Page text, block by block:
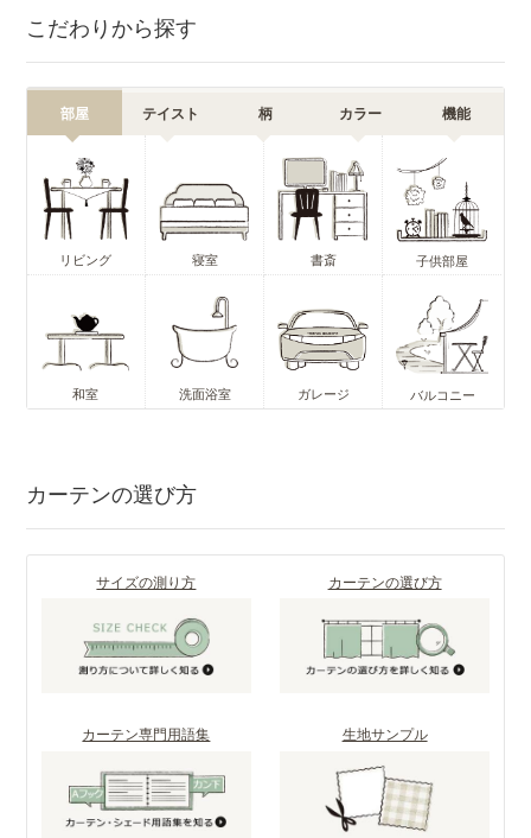
こだわりから探す
部屋 テイスト 柄 カラー 機能
リビング 寝室 書斎 子供部屋
和室 洗面浴室 ガレージ バルコニー
カーテンの選び方
サイズの測り方 カーテンの選び方
カーテン専門用語集 生地サンプル